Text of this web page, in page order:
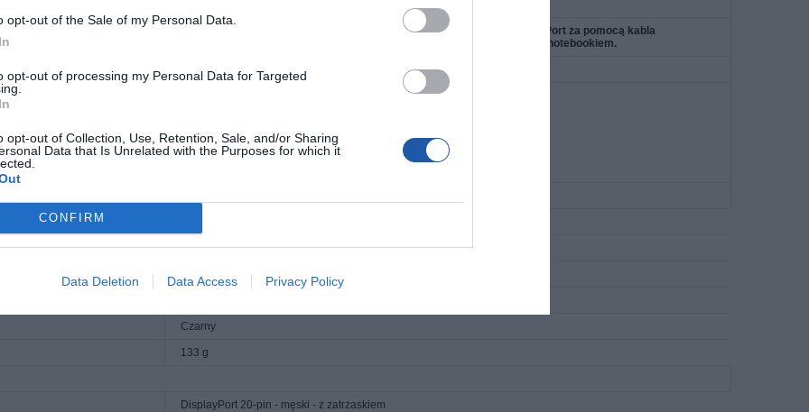
opt-out of the Sale of my Personal Data.
opt-out of processing my Personal Data for Targeted
opt-out of Collection, Use, Retention, Sale, and/or Sharing
Data that Is Unrelated with the Purposes for which it
CONFIRM
Data Deletion Data Access Privacy Policy
i obrazu w jakości Ultra HD i doskonałej transmisji dźwięku. Podłącz DisplayPort do innego DisplayPort za pomocą kabla
DisplayPort. Służy do podłączania zewnętrznych ekranów lub rzutnika z odpowiednim komputerem lub notebookiem.
sygnałów audio i wideo
/ 60 Hz i 4K / 120 Hz
do 32,4 Gb/s
Złoto
Obsługa 4K, obsługa 8K
Czarny
133 g
DisplayPort 20-pin - męski - z zatrzaskiem